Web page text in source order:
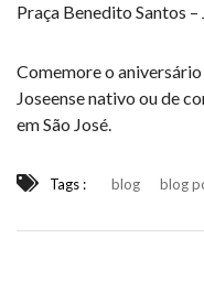
Praça Benedito Santos
Comemore o
Joseense nativo ou de
em São José.
Tags : blog blog